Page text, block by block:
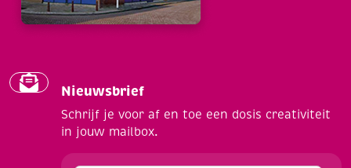
Nieuwsbrief
Schrijf je voor af en toe een dosis creativiteit
in jouw mailbox.